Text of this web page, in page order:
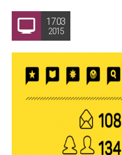
17.03
2015